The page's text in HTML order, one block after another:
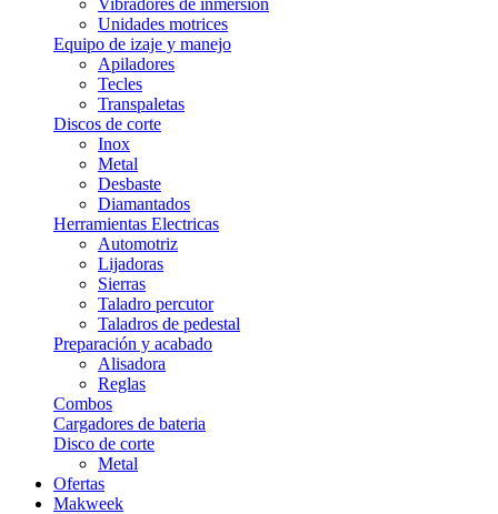
Vibradores de inmersión
Unidades motrices
Equipo de izaje y manejo
Apiladores
Tecles
Transpaletas
Discos de corte
Inox
Metal
Desbaste
Diamantados
Herramientas Electricas
Automotriz
Lijadoras
Sierras
Taladro percutor
Taladros de pedestal
Preparación y acabado
Alisadora
Reglas
Combos
Cargadores de bateria
Disco de corte
Metal
Ofertas
Makweek